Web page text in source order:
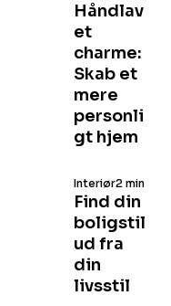
Håndlav
et
charme:
Skab et
mere
personli
gt hjem
Find din
boligstil
ud fra
din
livsstil
Interiør2 min